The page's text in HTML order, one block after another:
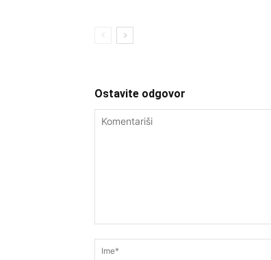
Ostavite odgovor